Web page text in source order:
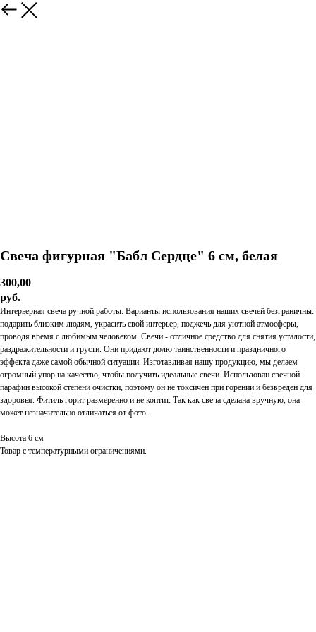
Свеча фигурная "Бабл Сердце" 6 см, белая
300,00
руб.
Интерьерная свеча ручной работы. Варианты использования наших свечей безграничны:
подарить близким людям, украсить свой интерьер, поджечь для уютной атмосферы,
проводя время с любимым человеком. Свечи - отличное средство для снятия усталости,
раздражительности и грусти. Они придают долю таинственности и праздничного
эффекта даже самой обычной ситуации. Изготавливая нашу продукцию, мы делаем
огромный упор на качество, чтобы получить идеальные свечи. Использован свечной
парафин высокой степени очистки, поэтому он не токсичен при горении и безвреден для
здоровья. Фитиль горит размеренно и не коптит. Так как свеча сделана вручную, она
может незначительно отличаться от фото.
Высота 6 см
Товар с температурными ограничениями.